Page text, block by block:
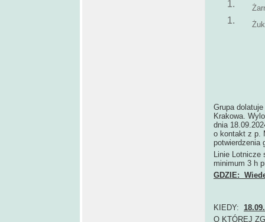
Grupa
Krakowa.
dnia
o kontakt z p.
potwierdzenia
Linie Lotnicze
minimum 3 h
GDZIE:
KIEDY:
O KTÓREJ